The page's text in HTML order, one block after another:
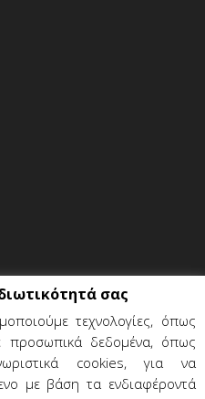
σας
τεχνολογίες, όπως
προσωπικά δεδομένα, όπως
cookies, για να
με βάση τα ενδιαφέροντά